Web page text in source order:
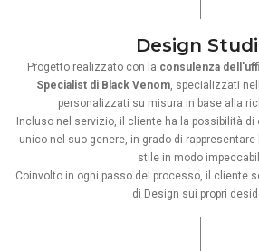
Design
Progetto realizzato con la consulenza
Specialist di Black Venom , specializzati
personalizzati su misura in base alla
Incluso nel servizio, il cliente ha la possibilità di
unico nel suo genere, in grado di
stile in modo
Coinvolto in ogni passo del processo, il cliente
di Design sui propri